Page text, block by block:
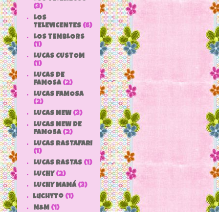
(3)
LOS
TELEVICENTES (6)
LOS TEMBLORS
(1)
LUCAS CUSTOM
(1)
LUCAS DE
FAMOSA (2)
LUCAS FAMOSA
(2)
LUCAS NEW (3)
LUCAS NEW DE
FAMOSA (2)
LUCAS RASTAFARI
(1)
LUCAS RASTAS (1)
LUCHY (2)
LUCHY MAMÁ (3)
luchyto (1)
M&M (1)